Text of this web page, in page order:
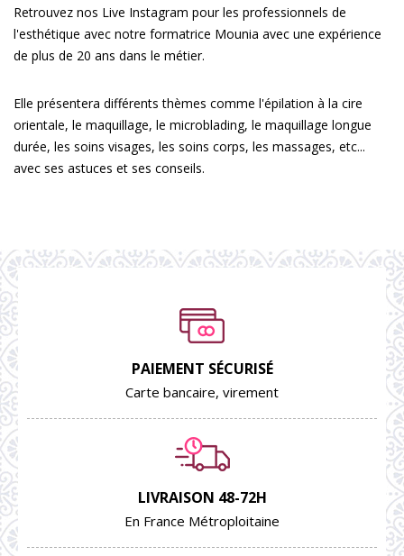
Retrouvez nos Live Instagram pour les professionnels de
l'esthétique avec notre formatrice Mounia avec une expérience
de plus de 20 ans dans le métier.
Elle présentera différents thèmes comme l'épilation à la cire
orientale, le maquillage, le microblading, le maquillage longue
durée, les soins visages, les soins corps, les massages, etc...
avec ses astuces et ses conseils.
PAIEMENT SÉCURISÉ
Carte bancaire, virement
LIVRAISON 48-72H
En France Métroploitaine